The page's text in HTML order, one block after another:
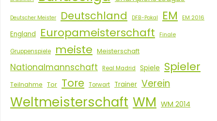
Deutscher Meister Deutschland DFB-Pokal EM EM 2016
England Europameisterschaft Finale
Gruppenspiele meiste Meisterschaft
Nationalmannschaft Real Madrid Spiele Spieler
Teilnahme Tor Tore Torwart Trainer Verein
Weltmeisterschaft WM WM 2014